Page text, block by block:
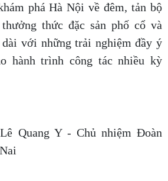
phá Hà Nội về đêm, tản bộ
thức đặc sản phố cổ và
với những trải nghiệm đầy ý
hành trình công tác nhiều kỳ
Quang Y - Chủ nhiệm Đoàn